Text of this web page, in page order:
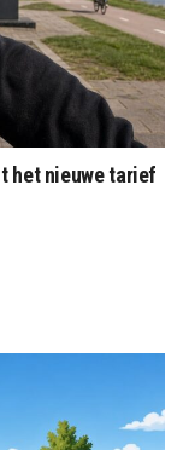
het nieuwe tarief